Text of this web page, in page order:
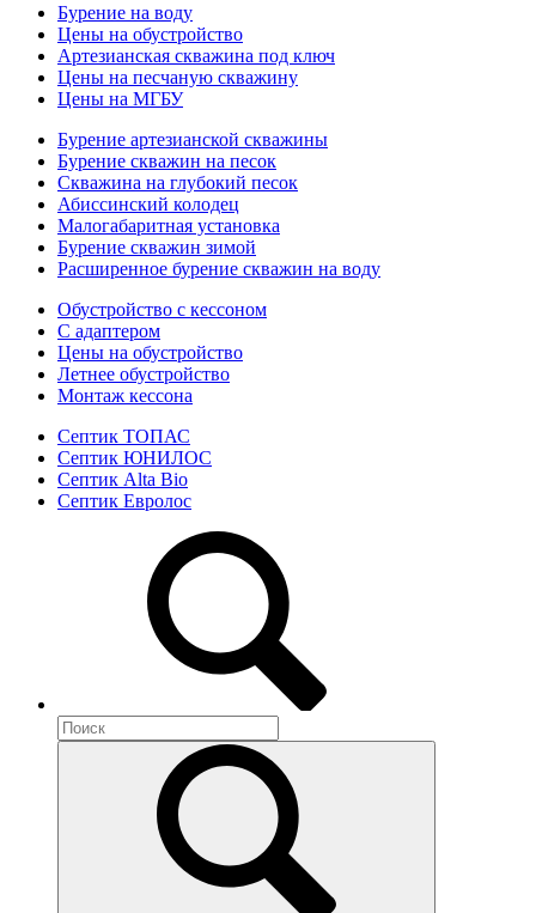
Бурение на воду
Цены на обустройство
Артезианская скважина под ключ
Цены на песчаную скважину
Цены на МГБУ
Бурение артезианской скважины
Бурение скважин на песок
Скважина на глубокий песок
Абиссинский колодец
Малогабаритная установка
Бурение скважин зимой
Расширенное бурение скважин на воду
Обустройство с кессоном
С адаптером
Цены на обустройство
Летнее обустройство
Монтаж кессона
Септик ТОПАС
Септик ЮНИЛОС
Септик Alta Bio
Септик Евролос